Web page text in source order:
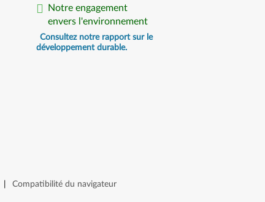
Notre engagement
envers l'environnement
Consultez notre rapport sur le
développement durable.
Compatibilité du navigateur